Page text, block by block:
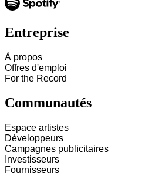
Entreprise
À propos
Offres d'emploi
For the Record
Communautés
Espace artistes
Développeurs
Campagnes publicitaires
Investisseurs
Fournisseurs